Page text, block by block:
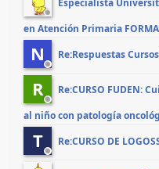
Especialista
en Atención Primaria
N Re:Respuestas
R
Re:CURSO FUDEN:
al niño con patología
T Re:CURSO DE